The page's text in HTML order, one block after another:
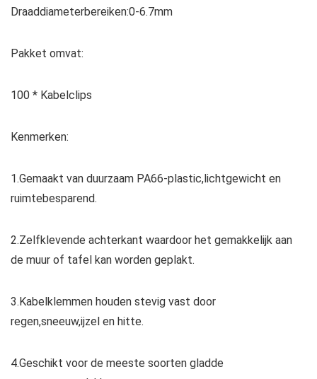
Draaddiameterbereiken:0-6.7mm
Pakket omvat:
100 * Kabelclips
Kenmerken:
1.Gemaakt van duurzaam PA66-plastic,lichtgewicht en
ruimtebesparend.
2.Zelfklevende achterkant waardoor het gemakkelijk aan
de muur of tafel kan worden geplakt.
3.Kabelklemmen houden stevig vast door
regen,sneeuw,ijzel en hitte.
4.Geschikt voor de meeste soorten gladde